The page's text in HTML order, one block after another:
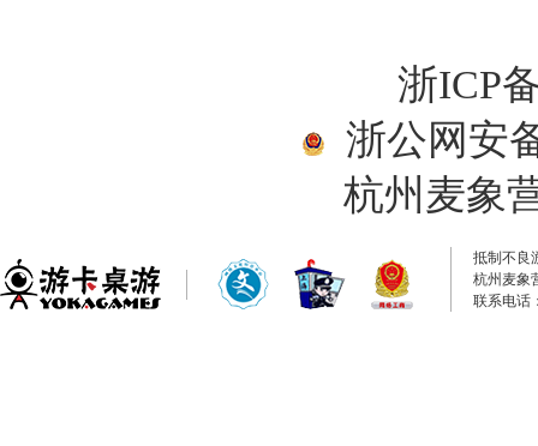
浙ICP
浙公网安
杭州麦象
抵制不良
杭州麦象
联系电话